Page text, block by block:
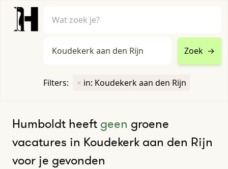
Zoek →
Filters: × in: Koudekerk aan den Rijn
Humboldt heeft geen groene
vacatures in Koudekerk aan den Rijn
voor je gevonden